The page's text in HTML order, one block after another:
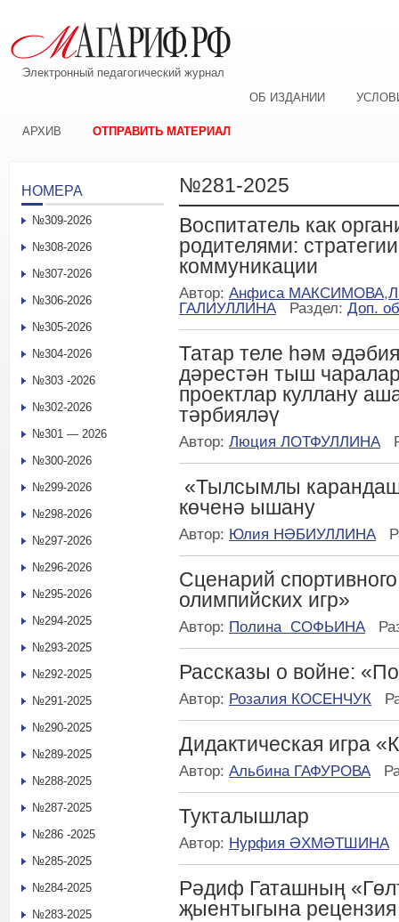
Электронный педагогический журнал
ОБ ИЗДАНИИ
АРХИВ ОТПРАВИТЬ МАТЕРИАЛ
№281-2025
Воспитатель как
родителями:
коммуникации
Автор: Анфиса МАКСИМОВА,
ГАЛИУЛЛИНА
Раздел: Доп.
Татар теле һәм
дәрестән тыш
проектлар куллану
тәрбияләү
Автор: Люция ЛОТФУЛЛИНА
«Тылсымлы
көченә ышану
Автор: Юлия НӘБИУЛЛИНА
Сценарий
олимпийских игр»
Автор: Полина СОФЬИНА
Рассказы о войне:
Автор: Розалия КОСЕНЧУК
Дидактическая игра
Автор: Альбина ГАФУРОВА
Тукталышлар
Автор: Нурфия ӘХМӘТШИНА
Рәдиф Гаташның
җыентыгына рецензия
НОМЕРА
№309-2026
№308-2026
№307-2026
№306-2026
№305-2026
№304-2026
№303 -2026
№302-2026
№301 — 2026
№300-2026
№299-2026
№298-2026
№297-2026
№296-2026
№295-2026
№294-2025
№293-2025
№292-2025
№291-2025
№290-2025
№289-2025
№288-2025
№287-2025
№286 -2025
№285-2025
№284-2025
№283-2025